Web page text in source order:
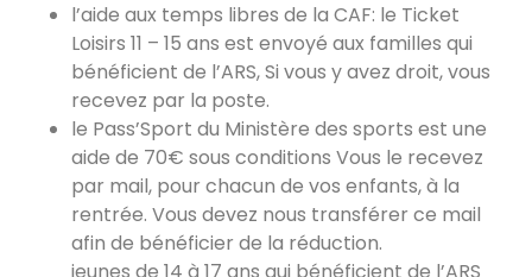
l’aide aux temps libres de la CAF: le Ticket
Loisirs 11 – 15 ans est envoyé aux familles qui
bénéficient de l’ARS, Si vous y avez droit, vous
recevez par la poste.
le Pass’Sport du Ministère des sports est une
aide de 70€ sous conditions Vous le recevez
par mail, pour chacun de vos enfants, à la
rentrée. Vous devez nous transférer ce mail
afin de bénéficier de la réduction.